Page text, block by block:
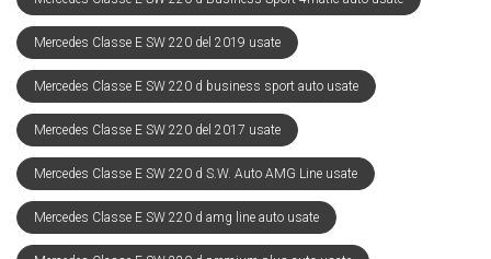
Mercedes Classe E SW 220 del 2019 usate
Mercedes Classe E SW 220 d business sport auto usate
Mercedes Classe E SW 220 del 2017 usate
Mercedes Classe E SW 220 d S.W. Auto AMG Line usate
Mercedes Classe E SW 220 d amg line auto usate